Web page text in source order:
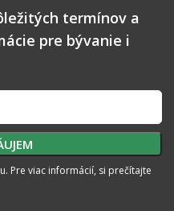
termínov a
pre bývanie i
Pre viac informácií, si prečítajte